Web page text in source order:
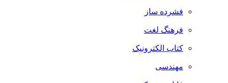
فشرده ساز
فرهنگ لغت
کتاب الکترونیک
مهندسی